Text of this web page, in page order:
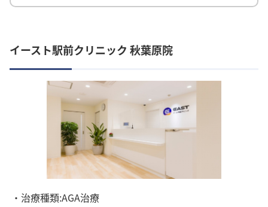
イースト駅前クリニック 秋葉原院
・治療種類:AGA治療